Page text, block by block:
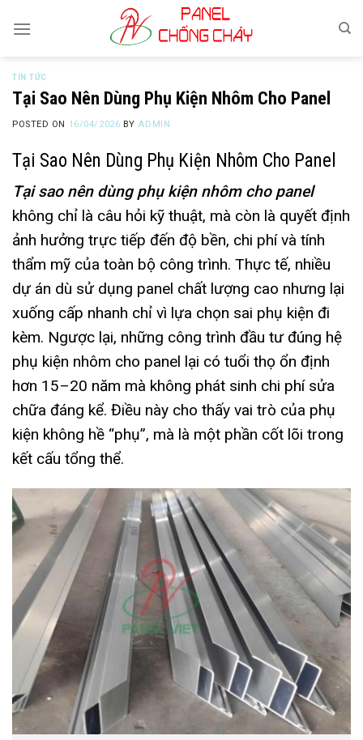
TIN TỨC
Tại Sao Nên Dùng Phụ Kiện Nhôm Cho Panel
POSTED ON 16/04/2026 BY ADMIN
Tại Sao Nên Dùng Phụ Kiện Nhôm Cho Panel
Tại sao nên dùng phụ kiện nhôm cho panel
không chỉ là câu hỏi kỹ thuật, mà còn là quyết định
ảnh hưởng trực tiếp đến độ bền, chi phí và tính
thẩm mỹ của toàn bộ công trình. Thực tế, nhiều
dự án dù sử dụng panel chất lượng cao nhưng lại
xuống cấp nhanh chỉ vì lựa chọn sai phụ kiện đi
kèm. Ngược lại, những công trình đầu tư đúng hệ
phụ kiện nhôm cho panel lại có tuổi thọ ổn định
hơn 15–20 năm mà không phát sinh chi phí sửa
chữa đáng kể. Điều này cho thấy vai trò của phụ
kiện không hề “phụ”, mà là một phần cốt lõi trong
kết cấu tổng thể.